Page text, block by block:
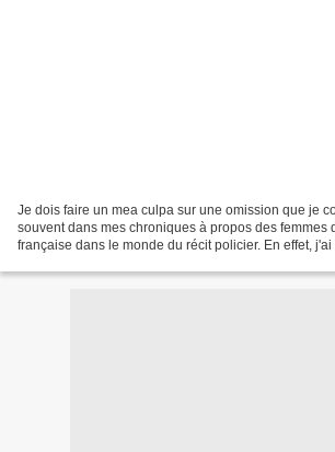
Je dois faire un mea culpa sur une omission que je
souvent dans mes chroniques à propos des femmes
française dans le monde du récit policier. En effet, j'ai